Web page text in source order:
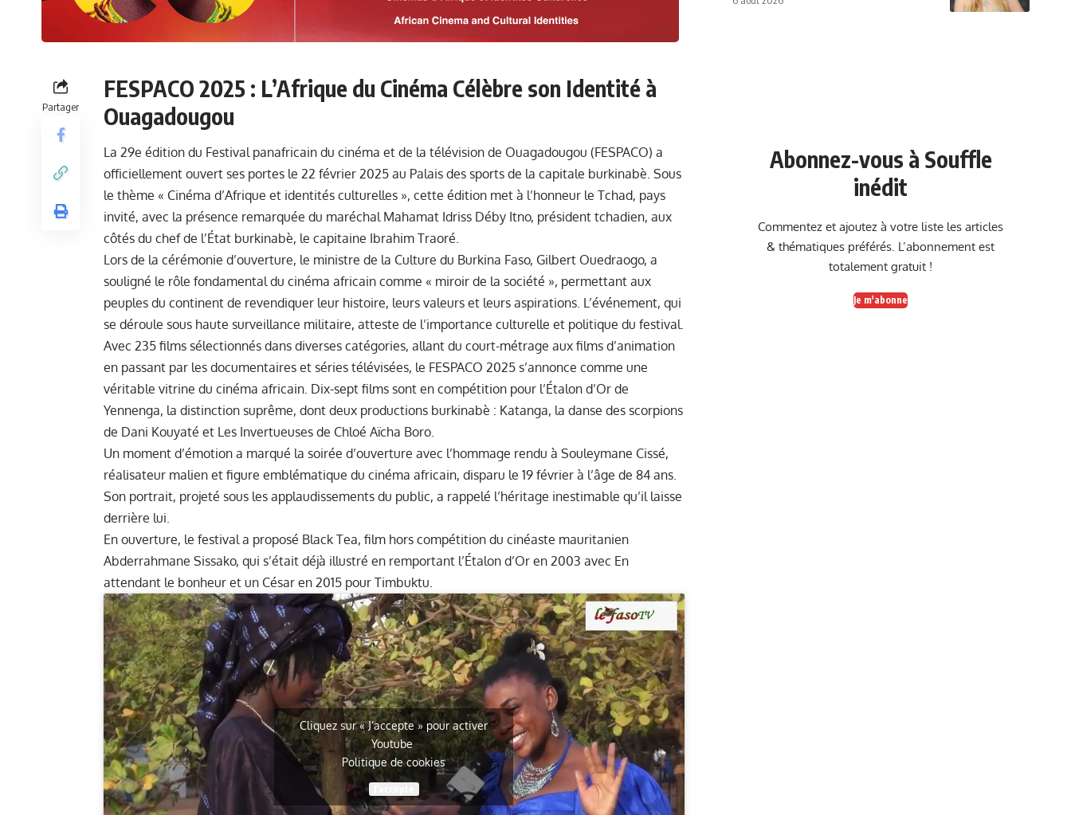
Partager
FESPACO 2025 : L’Afrique du Cinéma Célèbre son Identité à
Ouagadougou
La 29e édition du Festival panafricain du cinéma et de la télévision de Ouagadougou (FESPACO) a
officiellement ouvert ses portes le 22 février 2025 au Palais des sports de la capitale burkinabè. Sous
le thème « Cinéma d’Afrique et identités culturelles », cette édition met à l’honneur le Tchad, pays
invité, avec la présence remarquée du maréchal Mahamat Idriss Déby Itno, président tchadien, aux
côtés du chef de l’État burkinabè, le capitaine Ibrahim Traoré.
Lors de la cérémonie d’ouverture, le ministre de la Culture du Burkina Faso, Gilbert Ouedraogo, a
souligné le rôle fondamental du cinéma africain comme « miroir de la société », permettant aux
peuples du continent de revendiquer leur histoire, leurs valeurs et leurs aspirations. L’événement, qui
se déroule sous haute surveillance militaire, atteste de l’importance culturelle et politique du festival.
Avec 235 films sélectionnés dans diverses catégories, allant du court-métrage aux films d’animation
en passant par les documentaires et séries télévisées, le FESPACO 2025 s’annonce comme une
véritable vitrine du cinéma africain. Dix-sept films sont en compétition pour l’Étalon d’Or de
Yennenga, la distinction suprême, dont deux productions burkinabè : Katanga, la danse des scorpions
de Dani Kouyaté et Les Invertueuses de Chloé Aïcha Boro.
Un moment d’émotion a marqué la soirée d’ouverture avec l’hommage rendu à Souleymane Cissé,
réalisateur malien et figure emblématique du cinéma africain, disparu le 19 février à l’âge de 84 ans.
Son portrait, projeté sous les applaudissements du public, a rappelé l’héritage inestimable qu’il laisse
derrière lui.
En ouverture, le festival a proposé Black Tea, film hors compétition du cinéaste mauritanien
Abderrahmane Sissako, qui s’était déjà illustré en remportant l’Étalon d’Or en 2003 avec En
attendant le bonheur et un César en 2015 pour Timbuktu.
Cliquez sur « J’accepte » pour activer
Youtube
Politique de cookies
Abonnez-vous à Souffle
inédit
Commentez et ajoutez à votre liste les articles
& thématiques préférés. L’abonnement est
totalement gratuit !
Je m'abonne